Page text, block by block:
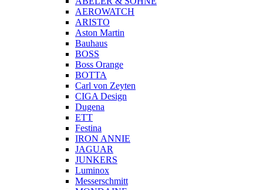
AEROWATCH
ARISTO
Aston Martin
Bauhaus
BOSS
Boss Orange
BOTTA
Carl von Zeyten
CIGA Design
Dugena
ETT
Festina
IRON ANNIE
JAGUAR
JUNKERS
Luminox
Messerschmitt